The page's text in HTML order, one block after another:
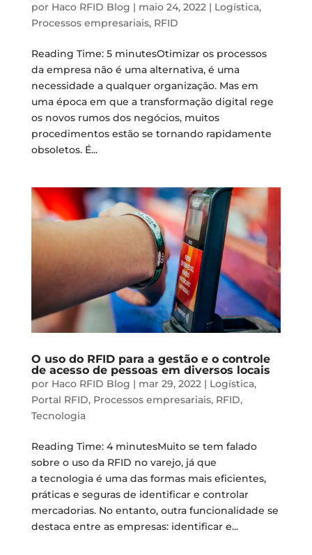
por Haco RFID Blog | maio 24, 2022| Logística,
Processos empresariais, RFID
Reading Time: 5 minutesOtimizar os processos
da empresa não é uma alternativa, é uma
necessidade a qualquer organização. Mas em
uma época em que a transformação digital rege
os novos rumos dos negócios, muitos
procedimentos estão se tornando rapidamente
obsoletos. É...
O uso do RFID para a gestão e o controle
de acesso de pessoas em diversos locais
por Haco RFID Blog | mar 29, 2022| Logística,
Portal RFID, Processos empresariais, RFID,
Tecnologia
Reading Time: 4 minutesMuito se tem falado
sobre o uso da RFID no varejo, já que
a tecnologia é uma das formas mais eficientes,
práticas e seguras de identificar e controlar
mercadorias. No entanto, outra funcionalidade se
destaca entre as empresas: identificar e...